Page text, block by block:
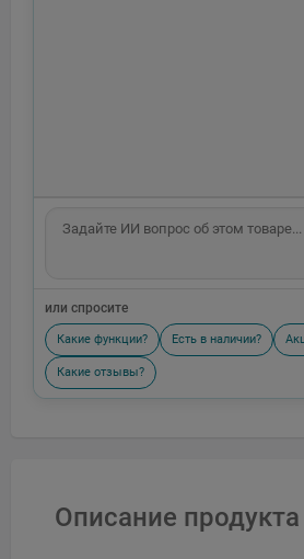
или спросите
Какие функции? Есть в наличии?
Какие отзывы?
Описание продукта